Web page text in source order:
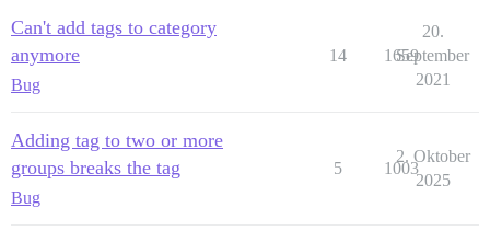
Can't add tags to category
anymore
Bug
14 1659
20.
September
2021
Adding tag to two or more
groups breaks the tag
Bug
5 1003
2. Oktober
2025